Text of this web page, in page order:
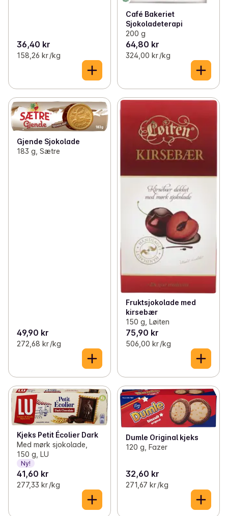
36,40 kr
158,26 kr /kg
Café Bakeriet
Sjokoladeterapi
200 g
64,80 kr
324,00 kr /kg
Gjende Sjokolade
183 g, Sætre
49,90 kr
272,68 kr /kg
Fruktsjokolade med
kirsebær
150 g, Løiten
75,90 kr
506,00 kr /kg
Kjeks Petit Écolier Dark
Med mørk sjokolade,
150 g, LU
Ny!
41,60 kr
277,33 kr /kg
Dumle Original kjeks
120 g, Fazer
32,60 kr
271,67 kr /kg